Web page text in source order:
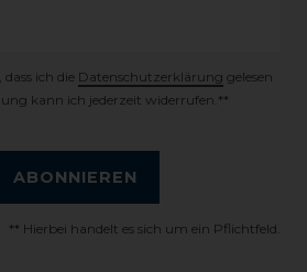
ich die Daten­schutz­erklärung gelesen
kann ich jederzeit widerrufen.**
ABONNIEREN
** Hierbei handelt es sich um ein Pflichtfeld.